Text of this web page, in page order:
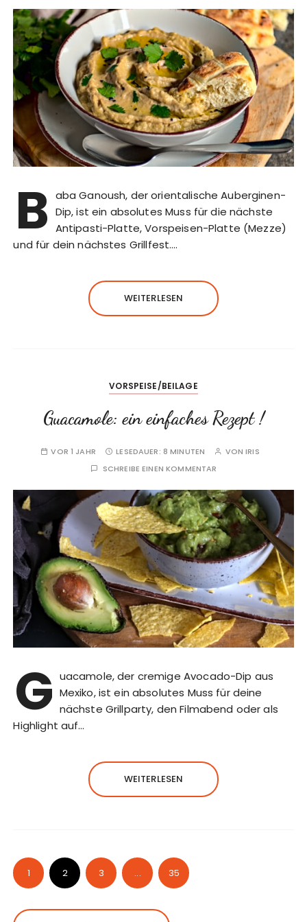
B aba Ganoush, der orientalische Auberginen-
Dip, ist ein absolutes Muss für die nächste
Antipasti-Platte, Vorspeisen-Platte (Mezze)
und für dein nächstes Grillfest….
WEITERLESEN
VORSPEISE/BEILAGE
Guacamole: ein einfaches Rezept !
VOR 1 JAHR LESEDAUER: 8 MINUTEN VONIRIS
SCHREIBE EINEN KOMMENTAR
G uacamole, der cremige Avocado-Dip aus
Mexiko, ist ein absolutes Muss für deine
nächste Grillparty, den Filmabend oder als
Highlight auf…
WEITERLESEN
1 2 3 ... 35